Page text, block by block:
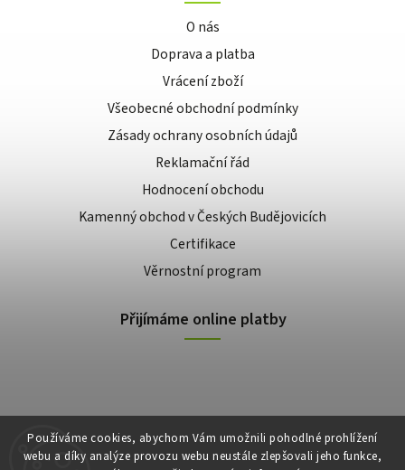
Používáme cookies, abychom Vám umožnili pohodlné prohlížení
webu a díky analýze provozu webu neustále zlepšovali jeho funkce,
O nás
Doprava a platba
Vrácení zboží
Všeobecné obchodní podmínky
Zásady ochrany osobních údajů
Reklamační řád
Hodnocení obchodu
Kamenný obchod v Českých Budějovicích
Certifikace
Věrnostní program
Přijímáme online platby